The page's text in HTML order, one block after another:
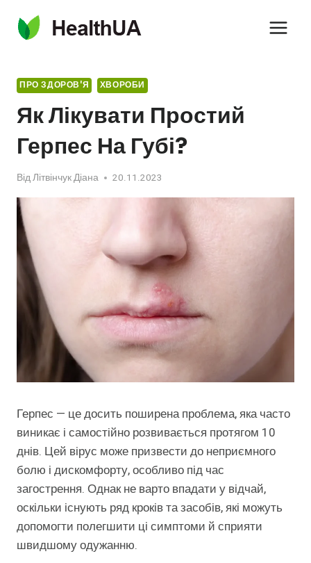
вмісту
ПРО ЗДОРОВ'Я ХВОРОБИ
Як Лікувати Простий
Герпес На Губі?
ВідЛітвінчук Діана 20.11.2023
Герпес — це досить поширена проблема, яка часто
виникає і самостійно розвивається протягом 10
днів. Цей вірус може призвести до неприємного
болю і дискомфорту, особливо під час
загострення. Однак не варто впадати у відчай,
оскільки існують ряд кроків та засобів, які можуть
допомогти полегшити ці симптоми й сприяти
швидшому одужанню.